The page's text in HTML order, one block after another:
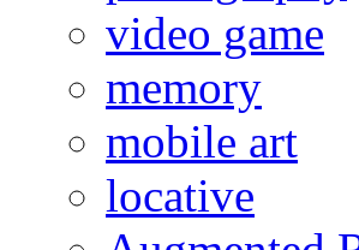
video game
memory
mobile art
locative